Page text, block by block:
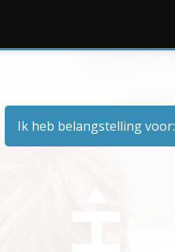
Ik heb belangstelling voor: